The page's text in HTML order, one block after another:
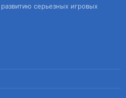
серьезных игровых